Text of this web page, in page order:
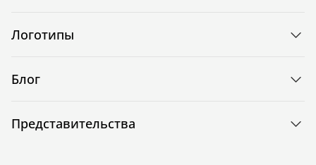
Логотипы
Блог
Представительства